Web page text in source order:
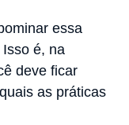
essa
é, na
deve ficar
as práticas